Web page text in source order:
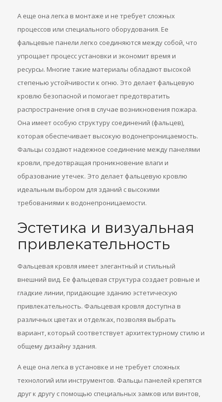
А еще она легка в монтаже и не требует сложных
процессов или специального оборудования. Ее
фальцевые панели легко соединяются между собой, что
упрощает процесс установки и экономит время и
ресурсы. Многие такие материалы обладают высокой
степенью устойчивости к огню. Это делает фальцевую
кровлю безопасной и помогает предотвратить
распространение огня в случае возникновения пожара.
Она имеет особую структуру соединений (фальцев),
которая обеспечивает высокую водонепроницаемость.
Фальцы создают надежное соединение между панелями
кровли, предотвращая проникновение влаги и
образование утечек. Это делает фальцевую кровлю
идеальным выбором для зданий с высокими
требованиями к водонепроницаемости.
Эстетика и визуальная
привлекательность
Фальцевая кровля имеет элегантный и стильный
внешний вид. Ее фальцевая структура создает ровные и
гладкие линии, придающие зданию эстетическую
привлекательность. Фальцевая кровля доступна в
различных цветах и отделках, позволяя выбрать
вариант, который соответствует архитектурному стилю и
общему дизайну здания.
А еще она легка в установке и не требует сложных
технологий или инструментов. Фальцы панелей крепятся
друг к другу с помощью специальных замков или винтов,